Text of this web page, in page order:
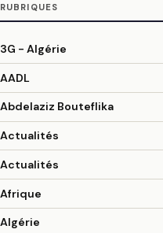
RUBRIQUES
3G - Algérie
AADL
Abdelaziz Bouteflika
Actualités
Actualités
Afrique
Algérie